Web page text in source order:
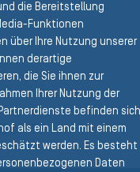
die Bereitstellung
Funktionen
über Ihre Nutzung unserer
derartige
die Sie ihnen zur
Ihrer Nutzung der
befinden sich
als ein Land mit einem
werden. Es besteht
Daten